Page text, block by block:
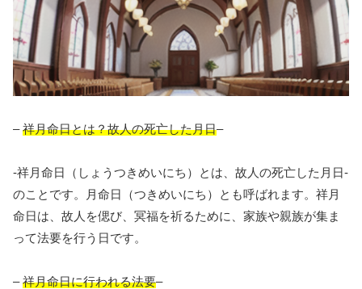
–祥月命日とは？故人の死亡した月日–
-祥月命日（しょうつきめいにち）とは、故人の死亡した月日-
のことです。月命日（つきめいにち）とも呼ばれます。祥月
命日は、故人を偲び、冥福を祈るために、家族や親族が集ま
って法要を行う日です。
–祥月命日に行われる法要–